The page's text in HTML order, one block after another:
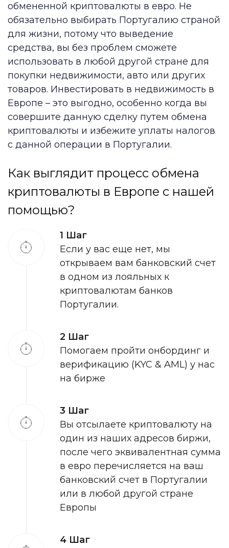
обмененной криптовалюты в евро. Не
обязательно выбирать Португалию страной
для жизни, потому что выведение
средства, вы без проблем сможете
использовать в любой другой стране для
покупки недвижимости, авто или других
товаров. Инвестировать в недвижимость в
Европе – это выгодно, особенно когда вы
совершите данную сделку путем обмена
криптовалюты и избежите уплаты налогов
с данной операции в Португалии.
Как выглядит процесс обмена
криптовалюты в Европе с нашей
помощью?
1 Шаг
Если у вас еще нет, мы
открываем вам банковский счет
в одном из лояльных к
криптовалютам банков
Португалии.
2 Шаг
Помогаем пройти онбординг и
верификацию (KYC & AML) у нас
на бирже
3 Шаг
Вы отсылаете криптовалюту на
один из наших адресов биржи,
после чего эквивалентная сумма
в евро перечисляется на ваш
банковский счет в Португалии
или в любой другой стране
Европы
4 Шаг